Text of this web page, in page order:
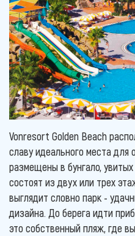
Vonresort Golden Beach
славу идеального места для
размещены в бунгало,
состоят из двух или трех
выглядит словно парк -
дизайна. До берега идти
это собственный пляж, где